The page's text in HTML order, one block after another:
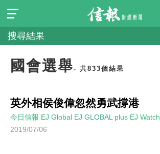
搜尋結果
國會選舉- 共833個結果
英外相侯俊偉忽然勇武撐港
今日信報 EJ Global EJ GLOBAL plus EJ Watch
2019/07/06